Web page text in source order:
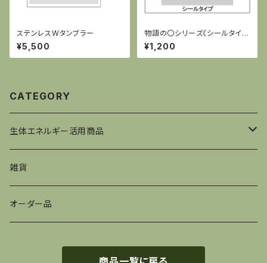
ステンレスWタンブラー
¥5,500
物語の〇シリーズ《シールタイプ
1》
¥1,200
CATEGORY
生体エネルギー活用商品
衣
食
雑貨
オーダー品